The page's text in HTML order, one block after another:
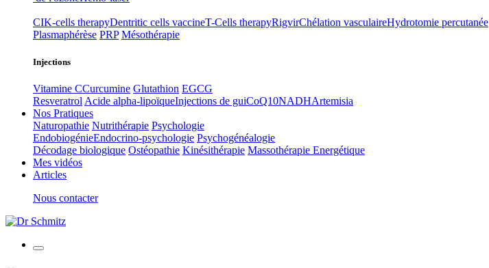
CIK-cells therapyDentritic cells vaccineT-Cells therapyRigvirChélation vasculaireHydrotomie percutanée
Plasmaphérèse PRP Mésothérapie
Injections
Vitamine CCurcumine Glutathion EGCG
Resveratrol Acide alpha-lipoïqueInjections de guiCoQ10NADHArtemisia
Nos Pratiques
Naturopathie Nutrithérapie Psychologie
EndobiogénieEndocrino-psychologie Psychogénéalogie
Décodage biologique Ostéopathie Kinésithérapie Massothérapie Energétique
Mes vidéos
Articles
Nous contacter